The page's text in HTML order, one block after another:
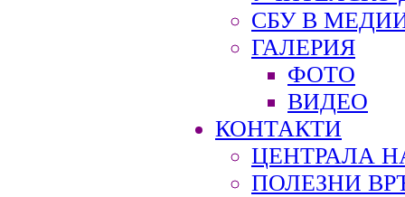
СБУ В
ГАЛЕРИЯ
ФОТО
ВИДЕО
КОНТАКТИ
ЦЕНТРАЛА
ПОЛЕЗНИ